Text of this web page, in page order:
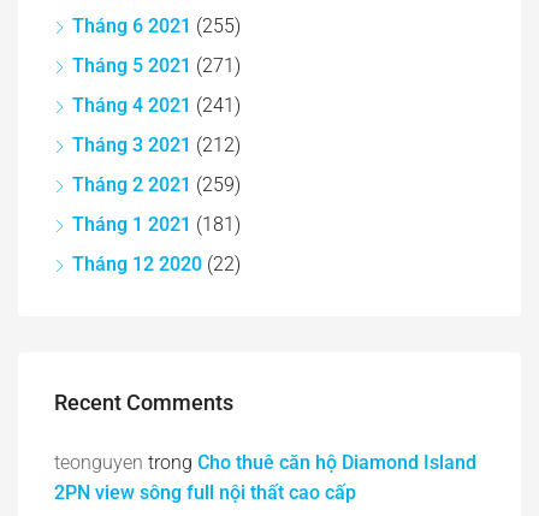
Tháng 6 2021 (255)
Tháng 5 2021 (271)
Tháng 4 2021 (241)
Tháng 3 2021 (212)
Tháng 2 2021 (259)
Tháng 1 2021 (181)
Tháng 12 2020 (22)
Recent Comments
teonguyen trong Cho thuê căn hộ Diamond Island
2PN view sông full nội thất cao cấp